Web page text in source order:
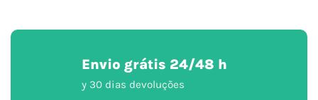
Envio grátis 24/48 h
y 30 dias devoluções